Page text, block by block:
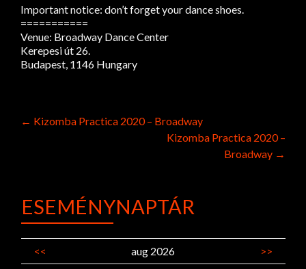
Important notice: don’t forget your dance shoes.
===========
Venue: Broadway Dance Center
Kerepesi út 26.
Budapest, 1146 Hungary
Post
← Kizomba Practica 2020 – Broadway
Kizomba Practica 2020 –
Broadway →
ESEMÉNYNAPTÁR
<< aug 2026
>>